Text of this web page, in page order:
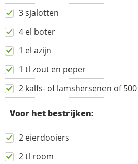
3 sjalotten
4 el boter
1 el azijn
1 tl zout en peper
2 kalfs- of lamshersenen of
Voor het bestrijken:
2 eierdooiers
2 tl room